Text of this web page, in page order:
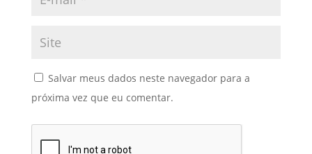
Salvar meus dados neste navegador para a
próxima vez que eu comentar.